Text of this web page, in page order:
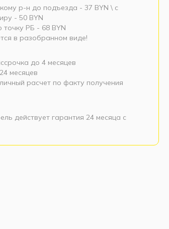
р-н до подъезда - 37 BYN \ c
- 50 BYN
РБ - 68 BYN
в разобранном виде!
до 4 месяцев
месяцев
расчет по факту получения
действует гарантия 24 месяца с